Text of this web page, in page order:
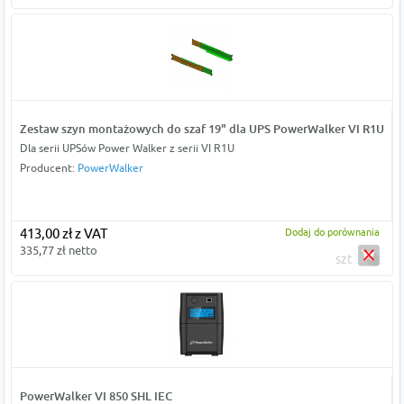
Zestaw szyn montażowych do szaf 19" dla UPS PowerWalker VI R1U
Dla serii UPSów Power Walker z serii VI R1U
Producent: PowerWalker
413,00 zł z VAT
335,77 zł netto
Dodaj do porównania
szt
PowerWalker VI 850 SHL IEC